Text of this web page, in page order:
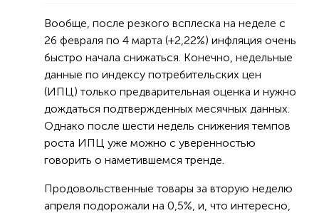
Вообще, после резкого всплеска на неделе с
26 февраля по 4 марта (+2,22%) инфляция очень
быстро начала снижаться. Конечно, недельные
данные по индексу потребительских цен
(ИПЦ) только предварительная оценка и нужно
дождаться подтвержденных месячных данных.
Однако после шести недель снижения темпов
роста ИПЦ уже можно с уверенностью
говорить о наметившемся тренде.
Продовольственные товары за вторую неделю
апреля подорожали на 0,5%, и, что интересно,